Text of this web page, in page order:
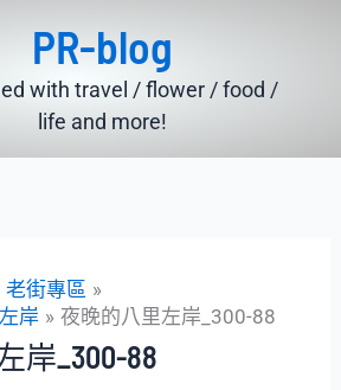
PR-blog
with travel / flower / food /
life and more!
老街專區
岸
夜晚的八里左岸_300-88
岸_300-88